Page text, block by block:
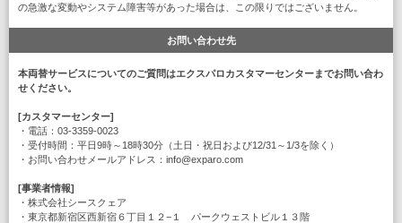
の急激な変動やシステム障害等があった場合は、この限りではございません。
お問い合わせ先
本両替サービスについてのご質問はエクスパロカスタマーセンターまでお問い合わ
せください。
[カスタマーセンター]
・電話：03-3359-0023
・受付時間：平日9時～18時30分（土日・祝日および12/31～1/3を除く）
・お問い合わせメールアドレス：info@exparo.com
[事業者情報]
・株式会社シースクェア
・東京都新宿区西新宿６丁目１２−１ パークウェストビル１３階